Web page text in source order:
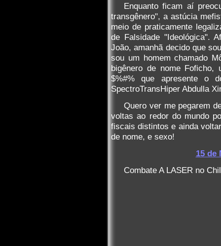
Enquanto ficam aí
transgênero", a astúcia
meio de praticamente
de Falsidade "Ideológica".
João, amanhã decido que
sou um homem chamado
bigênero de nome Foficho,
$%#% que apresente o
SpectroTransHiper Abdulla
Quero ver me pegarem
voltas ao redor do mundo
fiscais distintos e ainda
de nome, e sexo!
15 de
Combate A LASER no